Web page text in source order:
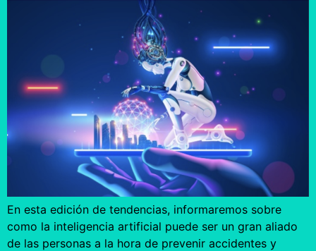
En esta edición de tendencias, informaremos sobre
como la inteligencia artificial puede ser un gran aliado
de las personas a la hora de prevenir accidentes y